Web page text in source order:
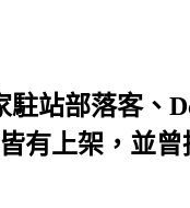
站部落客、
有上架，並